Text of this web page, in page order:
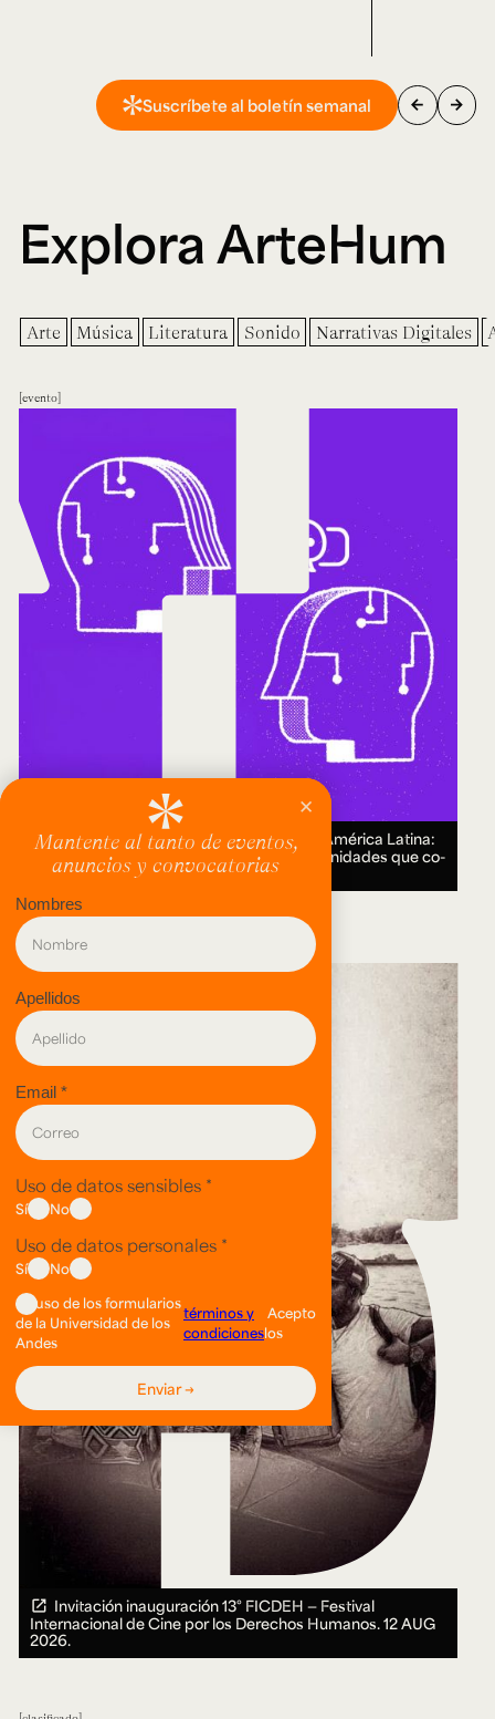
Suscríbete al boletín semanal arrow_back arrow_forward
Explora ArteHum
Arte Música Literatura Sonido Narrativas Digitales
evento
Encuentro Humanidades Digitales en América Latina:
genealogías, conocimiento abierto y comunidades que co-
crean.18 AUG 2026.
evento
Invitación inauguración 13° FICDEH — Festival
Internacional de Cine por los Derechos Humanos.12 AUG
2026.